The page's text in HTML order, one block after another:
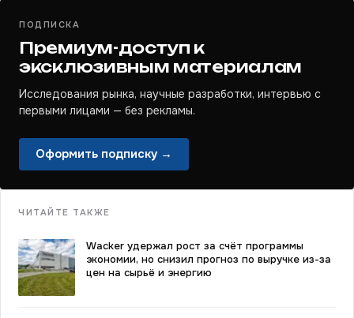
ПОДПИСКА
Премиум-доступ к
эксклюзивным материалам
Исследования рынка, научные разработки, интервью с
первыми лицами — без рекламы.
Оформить подписку →
ЧИТАЙТЕ ТАКЖЕ
Wacker удержал рост за счёт программы
экономии, но снизил прогноз по выручке из-за
цен на сырьё и энергию